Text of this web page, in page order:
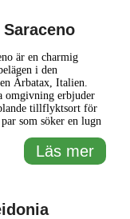
är en charmig
i den
Àrbatax, Italien.
omgivning erbjuder
tillflyktsort för
som söker en lugn
av traditionell
Läs mer